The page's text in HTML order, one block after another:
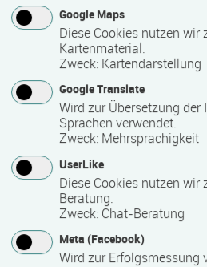
die über die Gesamtdauer der FB-
nachfolgende Termine bis
Gruppe extra abgestimmt.
Mindest­teilnehmer­anzahl
Maximale Teilnehmerzahl
Google Maps
Diese Cookies nutzen wir
Kartenmaterial.
Zweck: Kartendarstellung
Google Translate
Wird zur Übersetzung der
Sprachen verwendet.
Zweck: Mehrsprachigkeit
UserLike
Diese Cookies nutzen wir
Beratung.
Zweck: Chat-Beratung
Meta (Facebook)
Wird zur Erfolgsmessung